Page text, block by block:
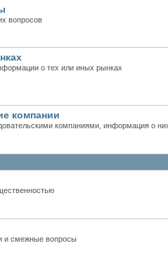
вопросов
о тех или иных рынках
компании
компаниями, информация о
и смежные вопросы